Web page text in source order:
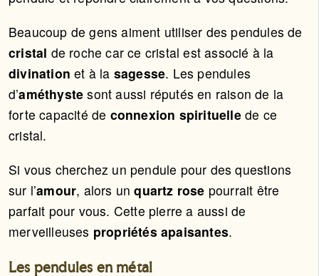
Beaucoup de gens aiment utiliser des pendules de
cristal de roche car ce cristal est associé à la
divination et à la sagesse. Les pendules
d’améthyste sont aussi réputés en raison de la
forte capacité de connexion spirituellede ce
cristal.
Si vous cherchez un pendule pour des questions
sur l’amour, alors unquartz rose pourrait être
parfait pour vous. Cette pierre a aussi de
merveilleuses propriétés apaisantes.
Les pendules en métal